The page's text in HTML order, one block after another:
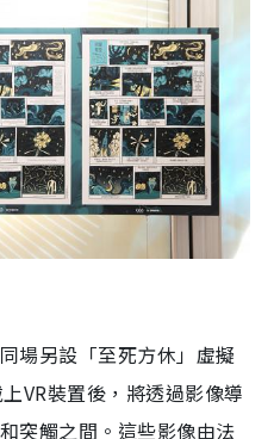
場另設「至死方休」虛擬
VR裝置後，將透過影像導
突觸之間。這些影像由法